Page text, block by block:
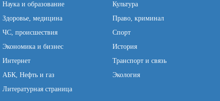
Наука и образование
Культура
Здоровье, медицина
Право, криминал
ЧС, происшествия
Спорт
Экономика и бизнес
История
Интернет
Транспорт и связь
АБК, Нефть и газ
Экология
Литературная страница